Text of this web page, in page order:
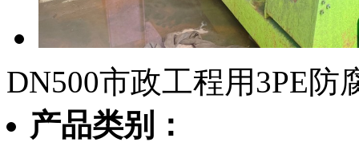
DN500市政工程用3PE防
产品类别：